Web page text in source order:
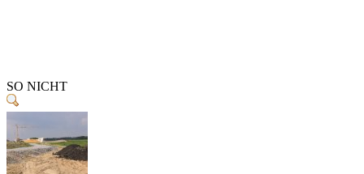
SO NICHT